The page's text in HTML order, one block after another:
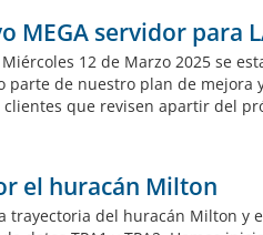
MEGA servidor para
12 de Marzo 2025 se
de nuestro plan de mejora y
que revisen apartir del
el huracán Milton
trayectoria del huracán Milton